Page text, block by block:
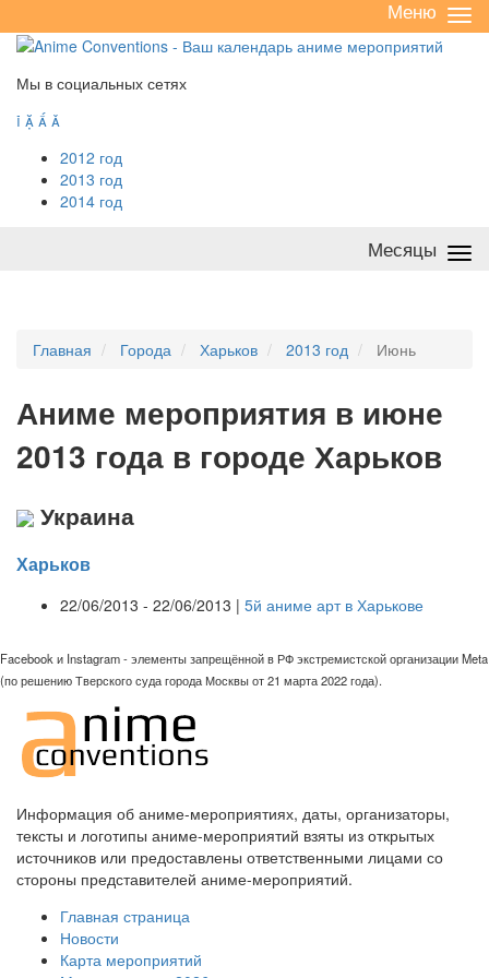
/
Меню
Мы в социальных сетях
   
2012 год
2013 год
2014 год
Месяцы
Главная Города Харьков 2013 год Июнь
Аниме мероприятия в июне
2013 года в городе Харьков
Украина
Харьков
22/06/2013 - 22/06/2013 | 5й аниме арт в Харькове
Facebook и Instagram - элементы запрещённой в РФ экстремистской организации Meta
(по решению Тверского суда города Москвы от 21 марта 2022 года).
Информация об аниме-мероприятиях, даты, организаторы,
тексты и логотипы аниме-мероприятий взяты из открытых
источников или предоставлены ответственными лицами со
стороны представителей аниме-мероприятий.
Главная страница
Новости
Карта мероприятий